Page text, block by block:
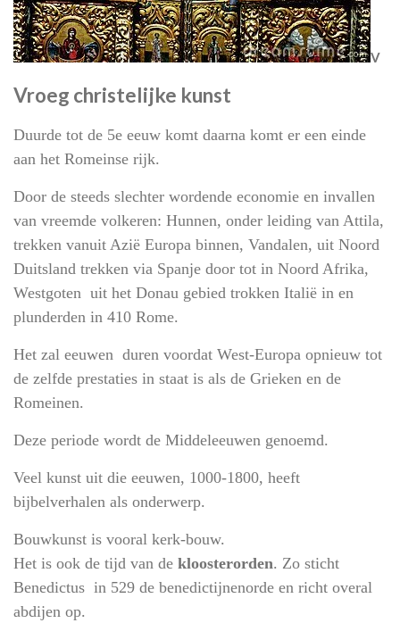
V
Vroeg christelijke kunst
Duurde tot de 5e eeuw komt daarna komt er een einde
aan het Romeinse rijk.
Door de steeds slechter wordende economie en invallen
van vreemde volkeren: Hunnen, onder leiding van Attila,
trekken vanuit Azië Europa binnen, Vandalen, uit Noord
Duitsland trekken via Spanje door tot in Noord Afrika,
Westgoten uit het Donau gebied trokken Italië in en
plunderden in 410 Rome.
Het zal eeuwen duren voordat West-Europa opnieuw tot
de zelfde prestaties in staat is als de Grieken en de
Romeinen.
Deze periode wordt de Middeleeuwen genoemd.
Veel kunst uit die eeuwen, 1000-1800, heeft
bijbelverhalen als onderwerp.
Bouwkunst is vooral kerk-bouw.
Het is ook de tijd van de kloosterorden. Zo sticht
Benedictus in 529 de benedictijnenorde en richt overal
abdijen op.